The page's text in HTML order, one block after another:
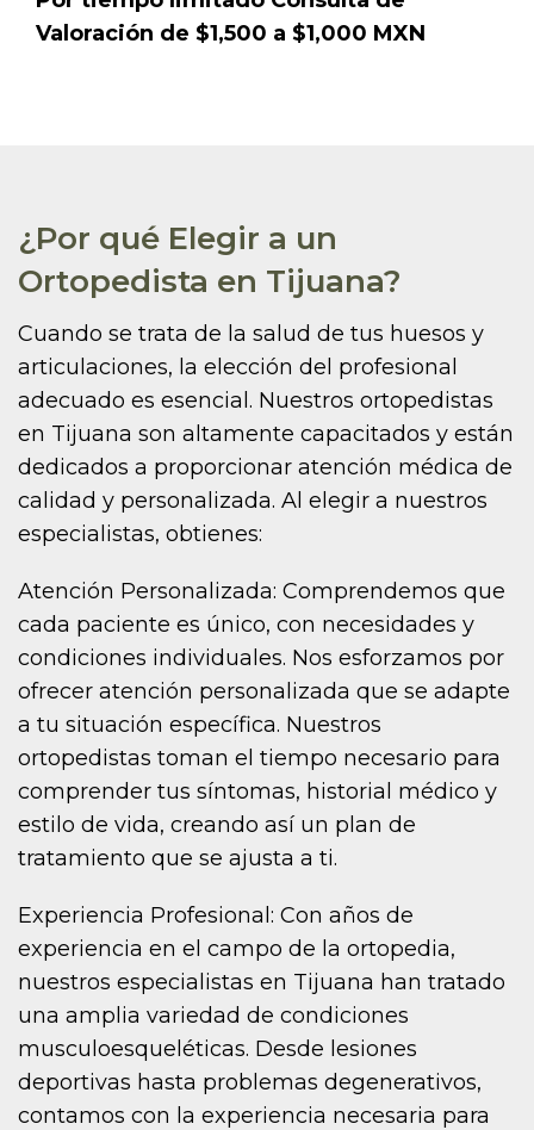
Valoración de $1,500 a $1,000 MXN
¿Por qué Elegir a un
Ortopedista en Tijuana?
Cuando se trata de la salud de tus huesos y
articulaciones, la elección del profesional
adecuado es esencial. Nuestros ortopedistas
en Tijuana son altamente capacitados y están
dedicados a proporcionar atención médica de
calidad y personalizada. Al elegir a nuestros
especialistas, obtienes:
Atención Personalizada: Comprendemos que
cada paciente es único, con necesidades y
condiciones individuales. Nos esforzamos por
ofrecer atención personalizada que se adapte
a tu situación específica. Nuestros
ortopedistas toman el tiempo necesario para
comprender tus síntomas, historial médico y
estilo de vida, creando así un plan de
tratamiento que se ajusta a ti.
Experiencia Profesional: Con años de
experiencia en el campo de la ortopedia,
nuestros especialistas en Tijuana han tratado
una amplia variedad de condiciones
musculoesqueléticas. Desde lesiones
deportivas hasta problemas degenerativos,
contamos con la experiencia necesaria para